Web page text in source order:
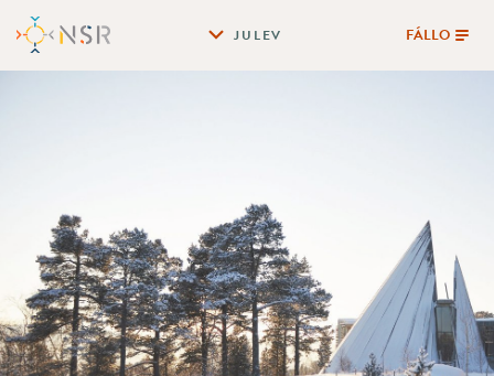
JULEV FÁLLO